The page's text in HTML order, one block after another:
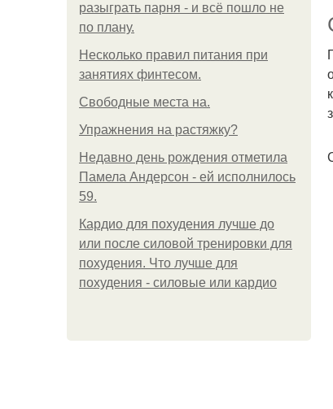
разыграть парня - и всё пошло не
по плану.
Несколько правил питания при
занятиях финтесом.
Свободные места на.
Упражнения на растяжку?
Недавно день рождения отметила
Памела Андерсон - ей исполнилось
59.
Кардио для похудения лучше до
или после силовой тренировки для
похудения. Что лучше для
похудения - силовые или кардио